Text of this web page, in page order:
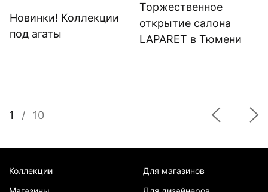
Новинки! Коллекции
под агаты
Торжественное
открытие салона
LAPARET в Тюмени
1 / 10
Коллекции
Для магазинов